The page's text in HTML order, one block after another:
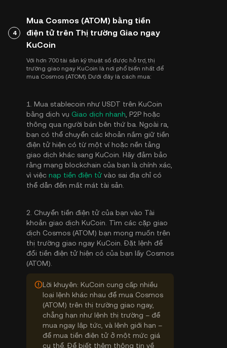
4
Mua Cosmos (ATOM) bằng tiền
điện tử trên Thị trường Giao ngay
KuCoin
Với hơn 700 tài sản kỹ thuật số được hỗ trợ, thị
trường giao ngay KuCoin là nơi phổ biến nhất để
mua Cosmos (ATOM). Dưới đây là cách mua:
1. Mua stablecoin như USDT trên KuCoin
bằng dịch vụ Giao dịch nhanh , P2P hoặc
thông qua người bán bên thứ ba. Ngoài ra,
bạn có thể chuyển các khoản nắm giữ tiền
điện tử hiện có từ một ví hoặc nền tảng
giao dịch khác sang KuCoin. Hãy đảm bảo
rằng mạng blockchain của bạn là chính xác,
vì việc nạp tiền điện tử vào sai địa chỉ có
thể dẫn đến mất mát tài sản.
2. Chuyển tiền điện tử của bạn vào Tài
khoản giao dịch KuCoin. Tìm các cặp giao
dịch Cosmos (ATOM) bạn mong muốn trên
thị trường giao ngay KuCoin. Đặt lệnh để
đổi tiền điện tử hiện có của bạn lấy Cosmos
(ATOM).
Lời khuyên: KuCoin cung cấp nhiều
loại lệnh khác nhau để mua Cosmos
(ATOM) trên thị trường giao ngay,
chẳng hạn như lệnh thị trường – để
mua ngay lập tức, và lệnh giới hạn –
để mua tiền điện tử ở một mức giá
cụ thể. Để biết thêm thông tin về